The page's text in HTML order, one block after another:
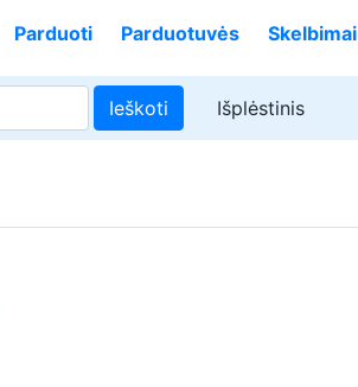
Parduoti Parduotuvės Skelbimai
Ieškoti Išplėstinis